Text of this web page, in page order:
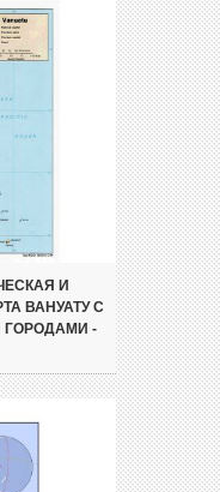
И
ВАНУАТУ С
ГОРОДАМИ -